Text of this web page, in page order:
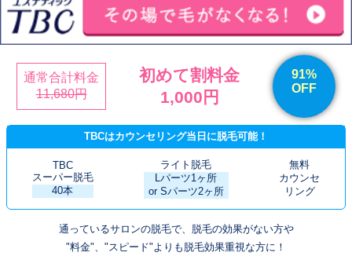
通常合計料金
11,680円
初めて割料金
1,000円
91%
OFF
TBCはカウンセリング当日に脱毛可能！
TBC
スーパー脱毛
40本
ライト脱毛
Lパーツ1ヶ所
or Sパーツ2ヶ所
無料
カウンセ
リング
通っているサロンの脱毛で、脱毛の効果がない方や
"料金"、"スピード"よりも脱毛効果重視な方に！